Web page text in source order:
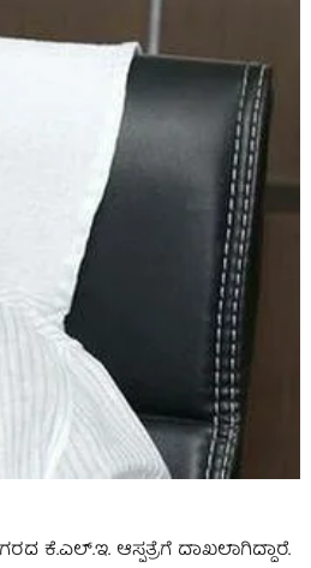
ಕೆ.ಎಲ್.ಇ. ಆಸ್ಪತ್ರೆಗೆ ದಾಖಲಾಗಿದ್ದಾರೆ.